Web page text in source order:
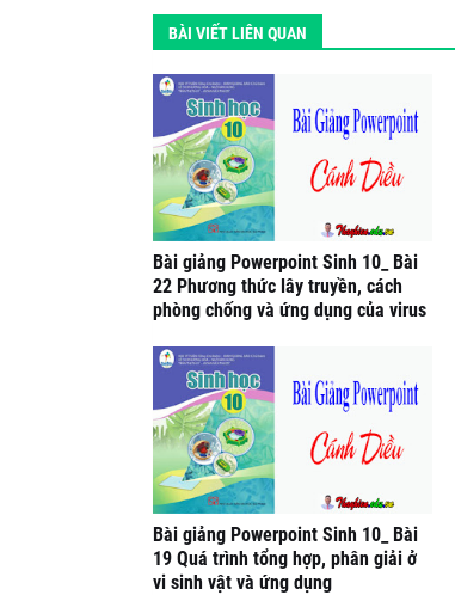
BÀI VIẾT LIÊN QUAN
Bài giảng Powerpoint Sinh 10_ Bài
22 Phương thức lây truyền, cách
phòng chống và ứng dụng của virus
Bài giảng Powerpoint Sinh 10_ Bài
19 Quá trình tổng hợp, phân giải ở
vi sinh vật và ứng dụng